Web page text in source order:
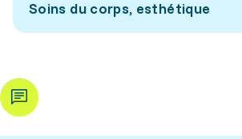
Soins du corps, esthétique